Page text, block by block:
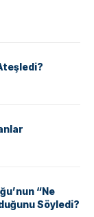
“Ne
Söyledi?